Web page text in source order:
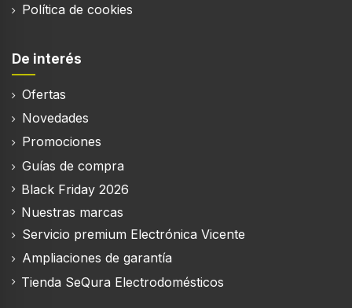
Política de cookies
De interés
Ofertas
Novedades
Promociones
Guías de compra
Black Friday 2026
Nuestras marcas
Servicio premium Electrónica Vicente
Ampliaciones de garantía
Tienda SeQura Electrodomésticos